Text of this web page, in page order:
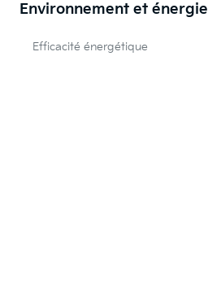
Environnement et énergie
Efficacité énergétique